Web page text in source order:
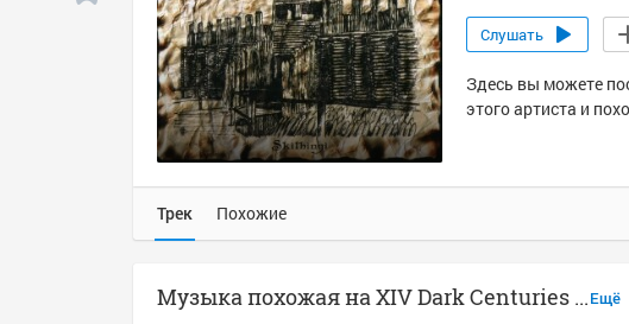
Слушать
Здесь вы можете
этого артиста и
Трек Похожие
Ещё
Музыка похожая на XIV Dark Centuries - Runibergun